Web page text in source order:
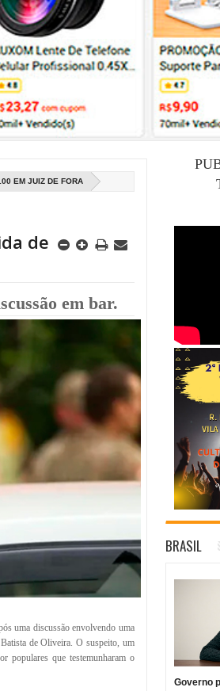
EM JUIZ DE FORA
de
em bar.
uma discussão envolvendo uma
de Oliveira. O suspeito, um
populares que testemunharam o
BRASIL
Governo